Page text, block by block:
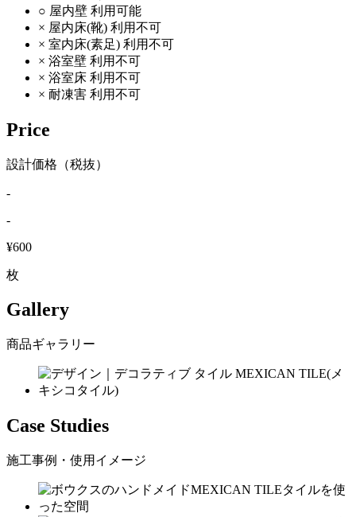
○ 屋内壁 利用可能
× 屋内床(靴) 利用不可
× 室内床(素足) 利用不可
× 浴室壁 利用不可
× 浴室床 利用不可
× 耐凍害 利用不可
Price
設計価格（税抜）
-
-
¥600
枚
Gallery
商品ギャラリー
Case Studies
施工事例・使用イメージ